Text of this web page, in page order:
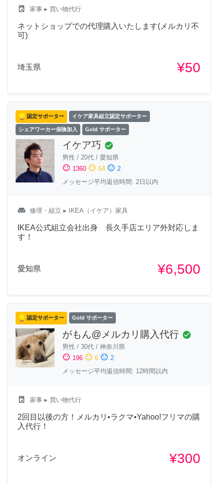
local_laundry_service 家事 ▸ 買い物代行
ネットショップでの代理購入いたします(メルカリ不
可)
埼玉県 ¥50
認定サポーター イケア家具組立認定サポーター
シェアワーカー保険加入 Gold サポーター
イケア巧 check_circle
男性 / 20代 / 愛知県
sentiment_satisfied 1360 sentiment_neutral 64 sentiment_dissatisfied 2
メッセージ平均返信時間: 2日以内
weekend 修理・組立 ▸ IKEA（イケア）家具
IKEA公式組立会社出身 長久手店エリア外対応しま
す！
愛知県 ¥6,500
認定サポーター Gold サポーター
がもん@メルカリ購入代行 check_circle
男性 / 30代 / 神奈川県
sentiment_satisfied 196 sentiment_neutral 6 sentiment_dissatisfied 2
メッセージ平均返信時間: 12時間以内
local_laundry_service 家事 ▸ 買い物代行
2回目以後の方！メルカリ•ラクマ•Yahoo!フリマの購
入代行！
オンライン ¥300